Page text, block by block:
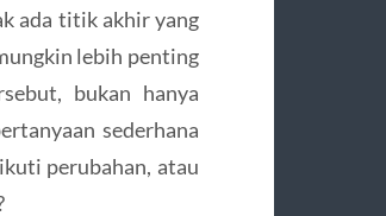
ada titik akhir yang
lebih penting
bukan hanya
sederhana
perubahan, atau